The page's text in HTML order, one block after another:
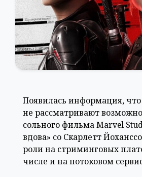
Появилась информация, что
не рассматривают
сольного фильма Marvel
вдова» со Скарлетт
роли на стриминговых
числе и на потоковом